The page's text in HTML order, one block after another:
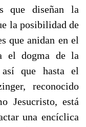
que diseñan la
la posibilidad de
que anidan en el
el dogma de la
que hasta el
reconocido
Jesucristo, está
una encíclica